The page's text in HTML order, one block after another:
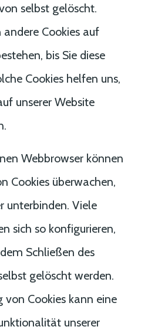
selbst gelöscht.
Cookies auf
bis Sie diese
Cookies helfen uns,
unserer Website
Webbrowser können
Cookies überwachen,
unterbinden. Viele
sich so konfigurieren,
Schließen des
gelöscht werden.
von Cookies kann eine
unserer